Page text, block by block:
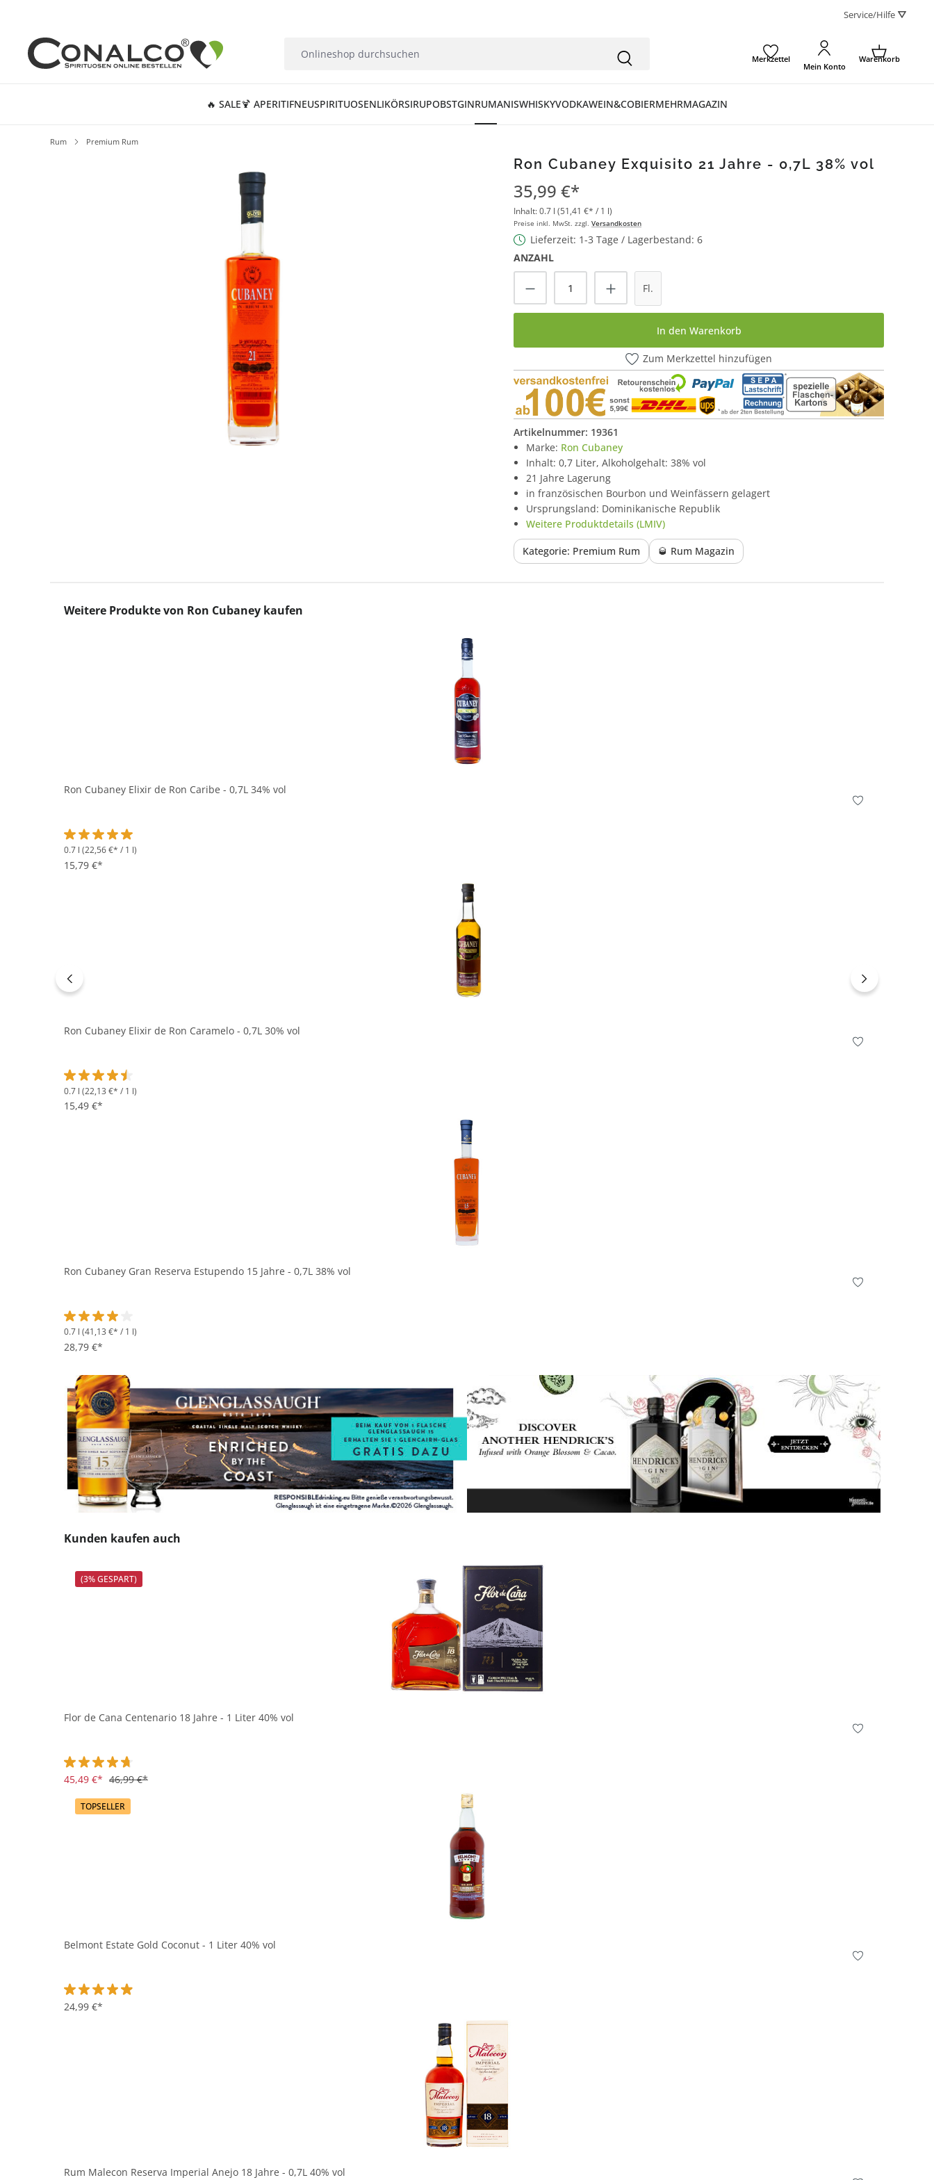
Service/Hilfe ⛛
Merkzettel
Mein Konto
Warenkorb
🔥 SALE🍹 APERITIFNEUSPIRITUOSENLIKÖRSIRUPOBSTGINRUMANISWHISKYVODKAWEIN&COBIERMEHRMAGAZIN
Rum Premium Rum
Ron Cubaney Exquisito 21 Jahre - 0,7L 38% vol
35,99 €*
Inhalt:0.7 l (51,41 €* / 1 l)
Preise inkl. MwSt. zzgl. Versandkosten
Lieferzeit: 1-3 Tage / Lagerbestand: 6
ANZAHL
Produkt Anzahl: Gib den gewünschten Wert ein
Fl.
In den Warenkorb
Zum Merkzettel hinzufügen
Artikelnummer: 19361
Marke: Ron Cubaney
Inhalt: 0,7 Liter, Alkoholgehalt: 38% vol
21 Jahre Lagerung
in französischen Bourbon und Weinfässern gelagert
Ursprungsland: Dominikanische Republik
Weitere Produktdetails (LMIV)
Kategorie: Premium Rum 🥃 Rum Magazin
Produktgalerie überspringen
Weitere Produkte von Ron Cubaney kaufen
Ron Cubaney Elixir de Ron Caribe - 0,7L 34% vol
Durchschnittliche Bewertung von 5 von 5 Sternen
0.7 l (22,56 €* / 1 l)
15,79 €*
In den Korb
Ron Cubaney Elixir de Ron Caramelo - 0,7L 30% vol
Durchschnittliche Bewertung von 4.5 von 5 Sternen
0.7 l (22,13 €* / 1 l)
15,49 €*
In den Korb
Ron Cubaney Gran Reserva Estupendo 15 Jahre - 0,7L 38% vol
Durchschnittliche Bewertung von 4 von 5 Sternen
0.7 l (41,13 €* / 1 l)
28,79 €*
In den Korb
Produktgalerie überspringen
Kunden kaufen auch
(3% GESPART)
Flor de Cana Centenario 18 Jahre - 1 Liter 40% vol
Durchschnittliche Bewertung von 4.8 von 5 Sternen
45,49 €* 46,99 €*
In den Korb
TOPSELLER
Belmont Estate Gold Coconut - 1 Liter 40% vol
Durchschnittliche Bewertung von 4.8 von 5 Sternen
24,99 €*
In den Korb
Rum Malecon Reserva Imperial Anejo 18 Jahre - 0,7L 40% vol
In den Korb